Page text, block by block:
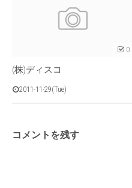
0
(株)ディスコ
2011-11-29(Tue)
コメントを残す